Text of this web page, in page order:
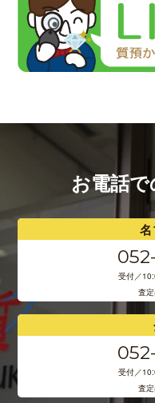
お電話
受付／
査
受付／
査